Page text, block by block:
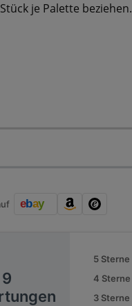
je Palette beziehen.
9
5 Sterne
4 Sterne
3 Sterne